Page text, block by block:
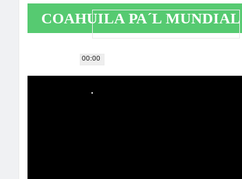
00:00
COAHUILA PA´L MUNDIAL
Reproductor